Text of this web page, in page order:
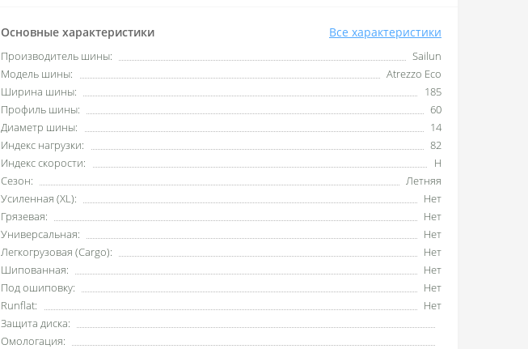
Основные характеристики Все характеристики
Производитель шины:
Sailun
Модель шины:
Atrezzo Eco
Ширина шины:
185
Профиль шины:
60
Диаметр шины:
14
Индекс нагрузки:
82
Индекс скорости:
H
Сезон:
Летняя
Усиленная (XL):
Нет
Грязевая:
Нет
Универсальная:
Нет
Легкогрузовая (Cargo):
Нет
Шипованная:
Нет
Под ошиповку:
Нет
Runflat:
Нет
Защита диска:
Омологация: